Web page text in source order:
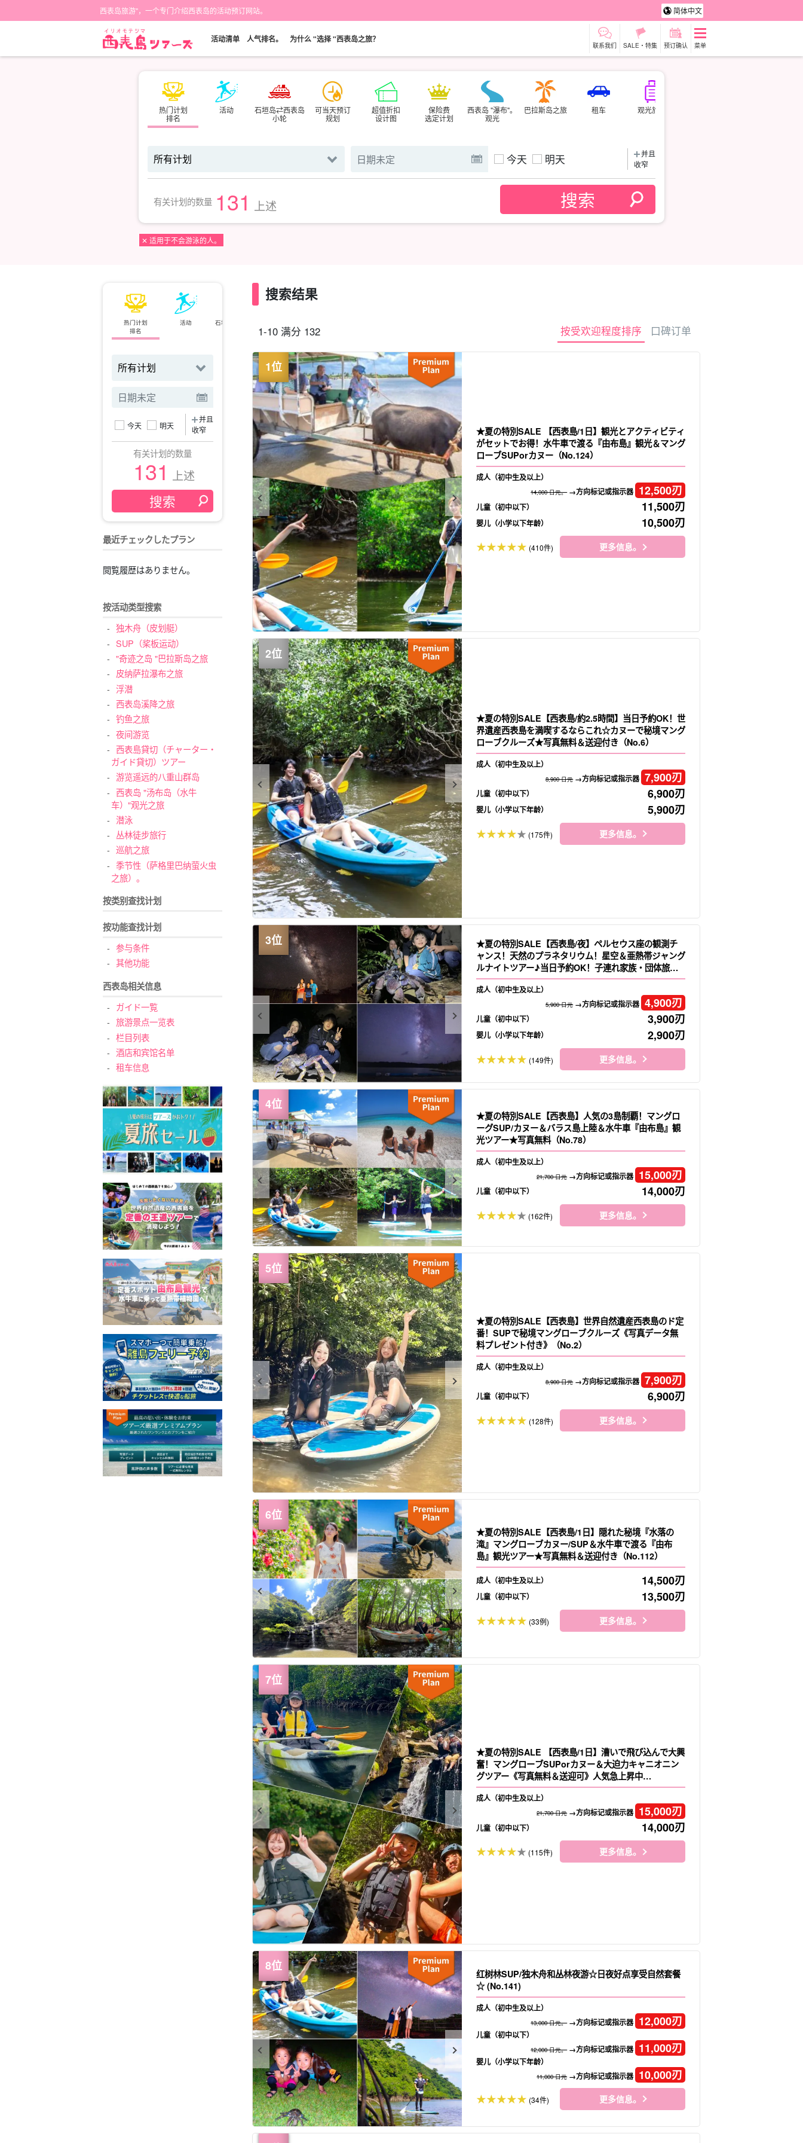
西表岛旅游"，一个专门介绍西表岛的活动预订网站。 简体中文
活动清单 人气排名。 为什么 "选择 "西表岛之旅？
联系我们 SALE・特集 预订确认 菜单
热门计划
排名
活动
石垣岛⇄西表岛
小轮
可当天预订
规划
超值折扣
设计图
保险费
选定计划
西表岛 "瀑布"。
观光
巴拉斯岛之旅 租车 观光旅游
今天 明天
并且
收窄
有关计划的数量 131 上述
✕ 适用于不会游泳的人。
热门计划
排名
活动
石垣岛⇄西表岛
规划
今天 明天
并且
收窄
有关计划的数量
131 上述
最近チェックしたプラン
閲覧履歴はありません。
按活动类型搜索
独木舟（皮划艇）
SUP（桨板运动）
"奇迹之岛 "巴拉斯岛之旅
皮纳萨拉瀑布之旅
浮潜
西表岛溪降之旅
钓鱼之旅
夜间游览
西表島貸切（チャーター・
ガイド貸切）ツアー
游览遥远的八重山群岛
西表岛 "汤布岛（水牛
车）"观光之旅
潜泳
丛林徒步旅行
巡航之旅
季节性（萨格里巴纳萤火虫
之旅）。
按类别查找计划
按功能查找计划
参与条件
其他功能
西表岛相关信息
ガイド一覧
旅游景点一览表
栏目列表
酒店和宾馆名单
租车信息
搜索结果
1-10 满分 132 按受欢迎程度排序 口碑订单
★夏の特別SALE 【西表島/1日】観光とアクティビティ
がセットでお得！水牛車で渡る『由布島』観光＆マング
ローブSUPorカヌー（No.124）
成人（初中生及以上）
14,000 日元。→方向标记或指示器 12,500刃
儿童（初中以下） 11,500刃
婴儿（小学以下年龄） 10,500刃
(410件) 更多信息。
★夏の特別SALE【西表島/約2.5時間】当日予約OK！世
界遺産西表島を満喫するならこれ☆カヌーで秘境マング
ローブクルーズ★写真無料＆送迎付き（No.6）
成人（初中生及以上）
8,900 日元→方向标记或指示器 7,900刃
儿童（初中以下） 6,900刃
婴儿（小学以下年龄） 5,900刃
(175件) 更多信息。
★夏の特別SALE【西表島/夜】ペルセウス座の観測チ
ャンス！天然のプラネタリウム！星空＆亜熱帯ジャング
ルナイトツアー♪当日予約OK！子連れ家族・団体旅行
にもおすすめ（No.16）
成人（初中生及以上）
5,900 日元→方向标记或指示器 4,900刃
儿童（初中以下） 3,900刃
婴儿（小学以下年龄） 2,900刃
(149件) 更多信息。
★夏の特別SALE【西表島】人気の3島制覇！マングロ
ーグSUP/カヌー＆バラス島上陸＆水牛車『由布島』観
光ツアー★写真無料（No.78）
成人（初中生及以上）
21,700 日元→方向标记或指示器 15,000刃
儿童（初中以下） 14,000刃
(162件) 更多信息。
★夏の特別SALE【西表島】世界自然遺産西表島のド定
番！SUPで秘境マングローブクルーズ《写真データ無
料プレゼント付き》（No.2）
成人（初中生及以上）
8,900 日元→方向标记或指示器 7,900刃
儿童（初中以下） 6,900刃
(128件) 更多信息。
★夏の特別SALE【西表島/1日】隠れた秘境『水落の
滝』マングローブカヌー/SUP＆水牛車で渡る『由布
島』観光ツアー★写真無料＆送迎付き（No.112）
成人（初中生及以上） 14,500刃
儿童（初中以下） 13,500刃
(33例) 更多信息。
★夏の特別SALE 【西表島/1日】漕いで飛び込んで大興
奮！マングローブSUPorカヌー＆大迫力キャニオニン
グツアー《写真無料＆送迎可》人気急上昇中
☆（No.97）
成人（初中生及以上）
21,700 日元→方向标记或指示器 15,000刃
儿童（初中以下） 14,000刃
(115件) 更多信息。
红树林SUP/独木舟和丛林夜游☆日夜好点享受自然套餐
☆ (No.141)
成人（初中生及以上）
13,000 日元。→方向标记或指示器 12,000刃
儿童（初中以下）
12,000 日元。→方向标记或指示器 11,000刃
婴儿（小学以下年龄）
11,000 日元→方向标记或指示器 10,000刃
(34件) 更多信息。